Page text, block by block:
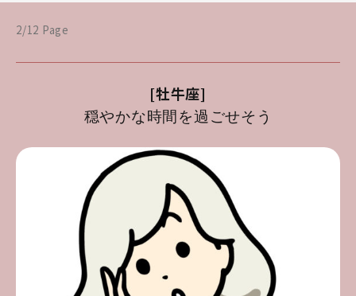
2/12 Page
[牡牛座]
穏やかな時間を過ごせそう